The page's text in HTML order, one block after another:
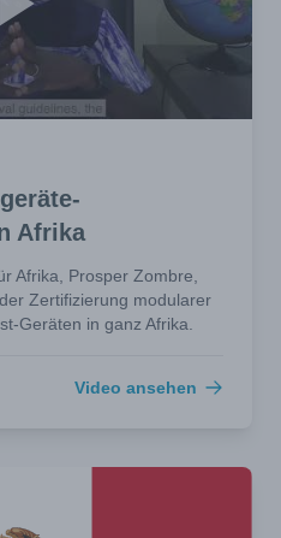
Afrika
Afrika, Prosper Zombre,
Zertifizierung modularer
Geräten in ganz Afrika.
Video ansehen